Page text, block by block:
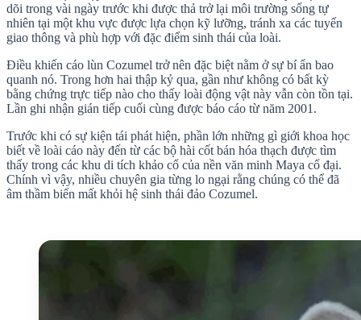
dõi trong vài ngày trước khi được thả trở lại môi trường sống tự
nhiên tại một khu vực được lựa chọn kỹ lưỡng, tránh xa các tuyến
giao thông và phù hợp với đặc điểm sinh thái của loài.
Điều khiến cáo lùn Cozumel trở nên đặc biệt nằm ở sự bí ẩn bao
quanh nó. Trong hơn hai thập kỷ qua, gần như không có bất kỳ
bằng chứng trực tiếp nào cho thấy loài động vật này vẫn còn tồn tại.
Lần ghi nhận gián tiếp cuối cùng được báo cáo từ năm 2001.
Trước khi có sự kiện tái phát hiện, phần lớn những gì giới khoa học
biết về loài cáo này đến từ các bộ hài cốt bán hóa thạch được tìm
thấy trong các khu di tích khảo cổ của nền văn minh Maya cổ đại.
Chính vì vậy, nhiều chuyên gia từng lo ngại rằng chúng có thể đã
âm thầm biến mất khỏi hệ sinh thái đảo Cozumel.